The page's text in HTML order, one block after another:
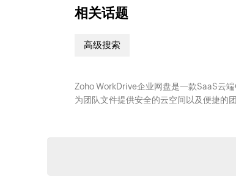
相关话题
高级搜索
Zoho WorkDrive企业网盘是一款SaaS云
为团队文件提供安全的云空间以及便捷的